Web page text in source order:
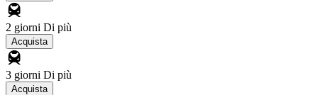
2 giorni Di più
Acquista
3 giorni Di più
Acquista